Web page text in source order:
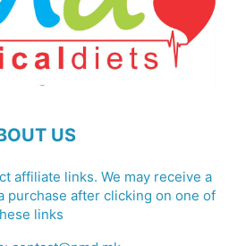
US
affiliate links. We may receive a
purchase after clicking on one of
links